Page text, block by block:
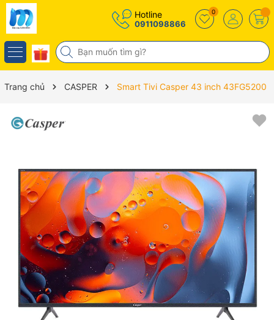
Hotline
0911098866
0
Trang chủ CASPER Smart Tivi Casper 43 inch 43FG5200